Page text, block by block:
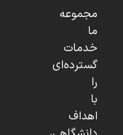
مجموعه
ما
خدمات
گسترده‌ای
را
با
اهداف